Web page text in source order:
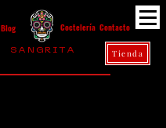
Contacto
Blog Coctelería
Tienda
S A N G R I T A